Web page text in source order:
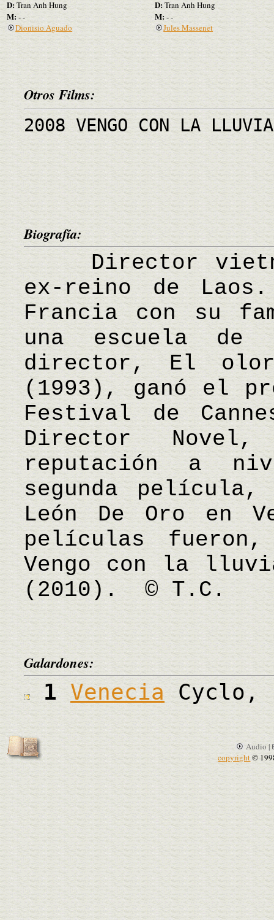
D:Tran Anh Hung
M: - -
Dionisio Aguado
D:Tran Anh Hung
M:- -
Jules Massenet
Otros Films:
2008 VENGO CON LA LLUVIA
Biografía:
Director
ex-reino de
Francia con su
una escuela de
director, El olor
(1993), ganó el
Festival de
Director
reputación a
segunda
León De Oro en
películas fueron,
Vengo con la
(2010). © T.C.
Galardones:
1VeneciaCyclo,
Audio |
copyright©